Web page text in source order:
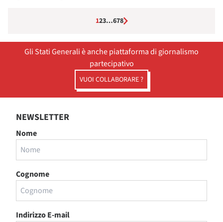
123…678
Gli Stati Generali è anche piattaforma di giornalismo
partecipativo
VUOI COLLABORARE ?
NEWSLETTER
Nome
Cognome
Indirizzo E-mail